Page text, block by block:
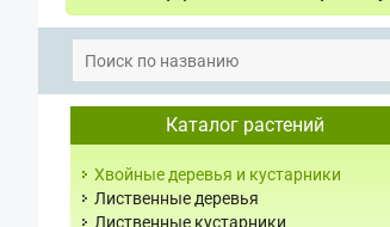
Каталог растений
Хвойные деревья и кустарники
Лиственные деревья
Лиственные кустарники